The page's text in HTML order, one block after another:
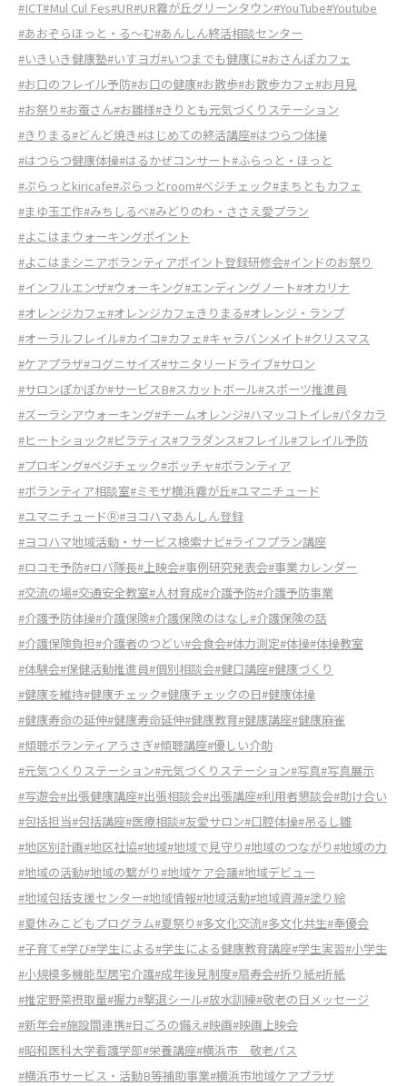
#ICT#Mul Cul Fes#UR#UR霧が丘グリーンタウン#YouTube#Youtube
#あおぞらほっと・る～む#あんしん終活相談センター
#いきいき健康塾#いすヨガ#いつまでも健康に#おさんぽカフェ
#お口のフレイル予防#お口の健康#お散歩#お散歩カフェ#お月見
#お祭り#お蚕さん#お雛様#きりとも元気づくりステーション
#きりまる#どんど焼き#はじめての終活講座#はつらつ体操
#はつらつ健康体操#はるかぜコンサート#ふらっと・ほっと
#ぷらっとkiricafe#ぷらっとroom#べジチェック#まちともカフェ
#まゆ玉工作#みちしるべ#みどりのわ・ささえ愛プラン
#よこはまウォーキングポイント
#よこはまシニアボランティアポイント登録研修会#インドのお祭り
#インフルエンザ#ウォーキング#エンディングノート#オカリナ
#オレンジカフェ#オレンジカフェきりまる#オレンジ・ランプ
#オーラルフレイル#カイコ#カフェ#キャラバンメイト#クリスマス
#ケアプラザ#コグニサイズ#サニタリードライブ#サロン
#サロンぽかぽか#サービスB#スカットボール#スポーツ推進員
#ズーラシアウォーキング#チームオレンジ#ハマッコトイレ#パタカラ
#ヒートショック#ピラティス#フラダンス#フレイル#フレイル予防
#プロギング#ベジチェック#ボッチャ#ボランティア
#ボランティア相談室#ミモザ横浜霧が丘#ユマニチュード
#ユマニチュードⓇ#ヨコハマあんしん登録
#ヨコハマ地域活動・サービス検索ナビ#ライフプラン講座
#ロコモ予防#ロバ隊長#上映会#事例研究発表会#事業カレンダー
#交流の場#交通安全教室#人材育成#介護予防#介護予防事業
#介護予防体操#介護保険#介護保険のはなし#介護保険の話
#介護保険負担#介護者のつどい#会食会#体力測定#体操#体操教室
#体験会#保健活動推進員#個別相談会#健口講座#健康づくり
#健康を維持#健康チェック#健康チェックの日#健康体操
#健康寿命の延伸#健康寿命延伸#健康教育#健康講座#健康麻雀
#傾聴ボランティアうさぎ#傾聴講座#優しい介助
#元気つくりステーション#元気づくりステーション#写真#写真展示
#写遊会#出張健康講座#出張相談会#出張講座#利用者懇談会#助け合い
#包括担当#包括講座#医療相談#友愛サロン#口腔体操#吊るし雛
#地区別計画#地区社協#地域#地域で見守り#地域のつながり#地域の力
#地域の活動#地域の繋がり#地域ケア会議#地域デビュー
#地域包括支援センター#地域情報#地域活動#地域資源#塗り絵
#夏休みこどもプログラム#夏祭り#多文化交流#多文化共生#奉優会
#子育て#学び#学生による#学生による健康教育講座#学生実習#小学生
#小規模多機能型居宅介護#成年後見制度#扇寿会#折り紙#折紙
#推定野菜摂取量#握力#撃退シール#放水訓練#敬老の日メッセージ
#新年会#施設間連携#日ごろの備え#映画#映画上映会
#昭和医科大学看護学部#栄養講座#横浜市 敬老パス
#横浜市サービス・活動B等補助事業#横浜市地域ケアプラザ